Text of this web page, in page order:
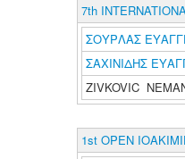
7th
ΣΟΥΡΛΑΣ
ΣΑΧΙΝΙΔΗΣ
ZIVKOVIC
1st OPEN